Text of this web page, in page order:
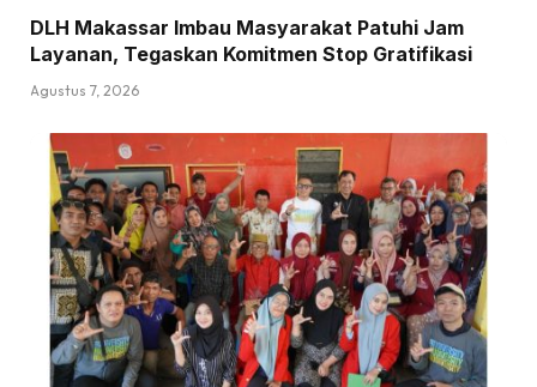
DLH Makassar Imbau Masyarakat Patuhi Jam
Layanan, Tegaskan Komitmen Stop Gratifikasi
Agustus 7, 2026